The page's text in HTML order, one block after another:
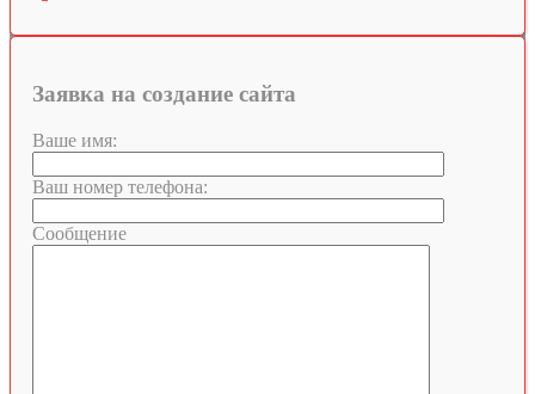
Заявка на создание сайта
Ваше имя:
Ваш номер телефона:
Сообщение